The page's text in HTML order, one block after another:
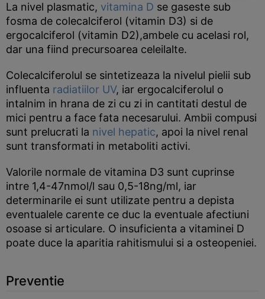
La nivel plasmatic, vitamina D se gaseste sub
fosma de colecalciferol (vitamin D3) si de
ergocalciferol (vitamin D2),ambele cu acelasi rol,
dar una fiind precursoarea celeilalte.
Colecalciferolul se sintetizeaza la nivelul pielii sub
influenta radiatiilor UV, iar ergocalciferolul o
intalnim in hrana de zi cu zi in cantitati destul de
mici pentru a face fata necesarului. Ambii compusi
sunt prelucrati la nivel hepatic, apoi la nivel renal
sunt transformati in metaboliti activi.
Valorile normale de vitamina D3 sunt cuprinse
intre 1,4-47nmol/l sau 0,5-18ng/ml, iar
determinarile ei sunt utilizate pentru a depista
eventualele carente ce duc la eventuale afectiuni
osoase si articulare. O insuficienta a vitaminei D
poate duce la aparitia rahitismului si a osteopeniei.
Preventie